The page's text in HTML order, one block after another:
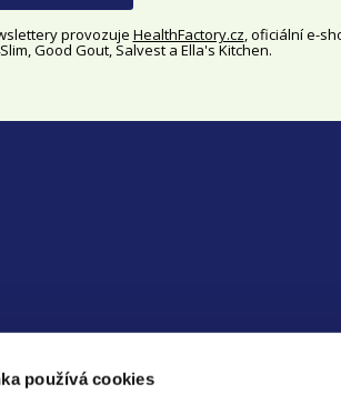
používá cookies
p
provozuje HealthFactory.cz , oficiálníe-
Good Gout, Salvest a Ella's Kitchen.